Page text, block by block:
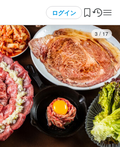
ログイン
無料会員登録
3 / 17
フ
円
応募画面へ進む
サービススタッフ
ススタッフ
応募画面へ進む